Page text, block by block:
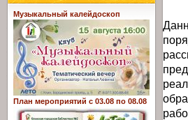
Музыкальный калейдоскоп
План мероприятий с 03.08 по 08.08